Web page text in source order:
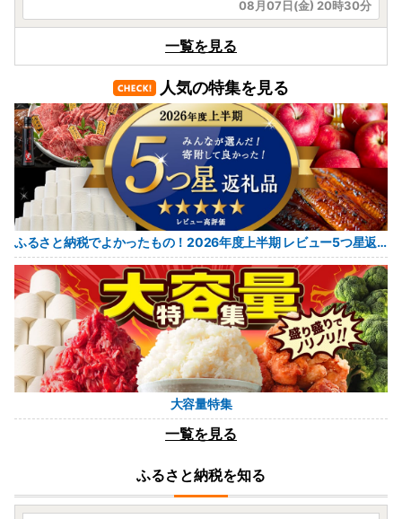
08月07日(金) 20時30分
岐阜県大垣市
＼しっとり香る、大人のバウムクーヘン。／
08月08日(土) 11時47分
北海道函館市
函館名物を手軽に✨北海道産いかそーめん
500g
08月08日(土) 11時20分
山口県美祢市
美祢市限定 シナモロール トートバッグ カラー
3色セット ( ブルー・ピンク・ブラック )
08月08日(土) 09時14分
北海道安平町
十勝名物 豚丼の具 甘辛しょうゆ 110g × 30p
宮城県大崎市
【尾西のごはん】(和風/洋風)12個 災害・備蓄
ごはん 大崎市 尾西食品
08月07日(金) 23時45分
一覧を見る
人気の特集を見る
ふるさと納税でよかったもの！2026年度上半期 レビュー5つ星返礼品
大容量特集
一覧を見る
ふるさと納税を知る